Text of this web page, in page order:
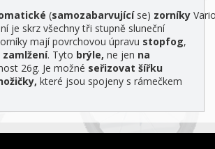
(samozabarvujícíse) zorníky
je skrz všechny tři stupně sluneční
mají povrchovou úpravu stopfog,
. Tyto brýle, ne jen na
26g. Je možné seřizovat šířku
které jsou spojeny s rámečkem